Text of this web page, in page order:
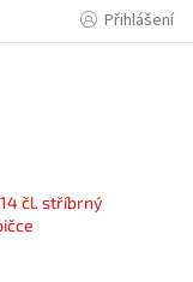
Přihlášení
čl. stříbrný